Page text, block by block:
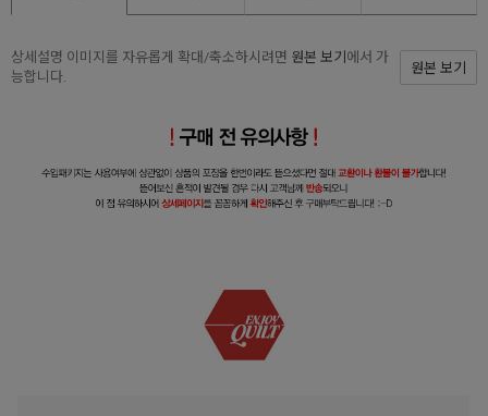
상세설명 이미지를 자유롭게 확대/축소하시려면 원본 보기 에서 가
능합니다.
원본 보기